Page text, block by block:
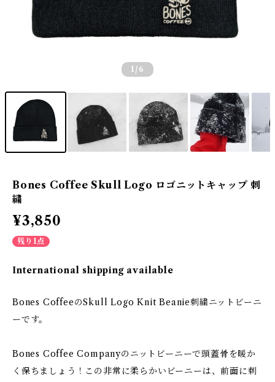
1 /6
Bones Coffee Skull Logo ロゴニットキャップ 刺
繍
¥3,850
残り1点
International shipping available
Bones CoffeeのSkull Logo Knit Beanie刺繍ニットビーニ
ーです。
Bones Coffee Companyのニットビーニーで頭蓋骨を暖か
く保ちましょう！この非常に柔らかいビーニーは、前面に刺